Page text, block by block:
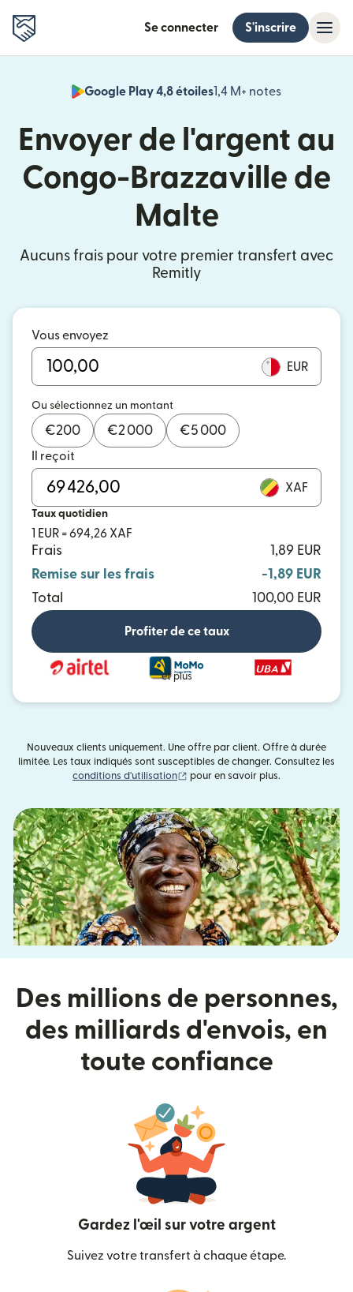
Se connecter S'inscrire
Google Play 4,8 étoiles1,4 M+ notes
Envoyer de l'argent au
Congo-Brazzaville de
Malte
Aucuns frais pour votre premier transfert avec
Remitly
Vous envoyez
EUR
Ou sélectionnez un montant
€200 €2 000 €5 000
Il reçoit
XAF
Taux quotidien
1 EUR = 694,26 XAF
Frais
1,89 EUR
Remise sur les frais
-1,89 EUR
Total
100,00 EUR
Profiter de ce taux
et plus
Nouveaux clients uniquement. Une offre par client. Offre à durée
limitée. Les taux indiqués sont susceptibles de changer. Consultez les
conditions d'utilisation
(s'ouvre dans une nouvelle fenêtre)
pour en savoir plus.
Des millions de personnes,
des milliards d'envois, en
toute confiance
Gardez l'œil sur votre argent
Suivez votre transfert à chaque étape.